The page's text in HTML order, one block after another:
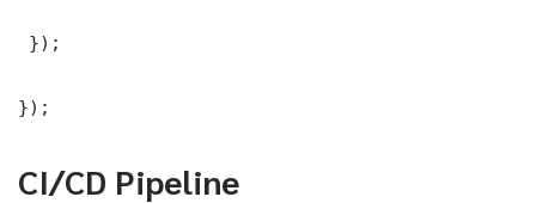
});
});
CI/CD Pipeline